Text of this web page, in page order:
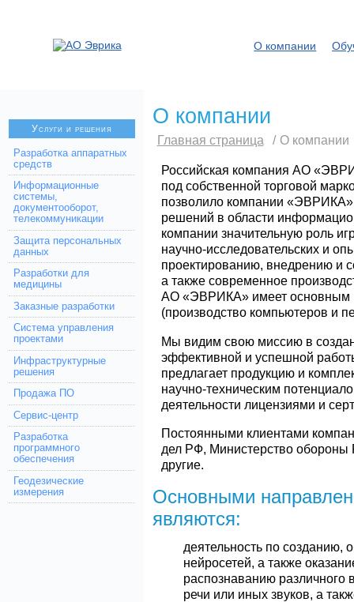
О компании
Услуги и решения
Разработка аппаратных
средств
Информационные
системы,
документооборот,
телекоммуникации
Защита персональных
данных
Разработки для
медицины
Заказные разработки
Система управления
проектами
Инфраструктурные
решения
Продажа ПО
Сервис-центр
Разработка
программного
обеспечения
Геодезические
измерения
О компании
Главная страница / О компании
Российская компания АО
под собственной торговой
позволило компании «ЭВРИКА»
решений в области
компании значительную роль
научно-исследовательских и
проектированию, внедрению и
а также современное
АО «ЭВРИКА» имеет основным
(производство компьютеров и
Мы видим свою миссию в
эффективной и успешной
предлагает продукцию и
научно-техническим
деятельности лицензиями и
Постоянными клиентами
дел РФ, Министерство
другие.
Основными
являются:
деятельность по созданию,
нейросетей, а также
распознаванию различного
речи или иных звуков, а